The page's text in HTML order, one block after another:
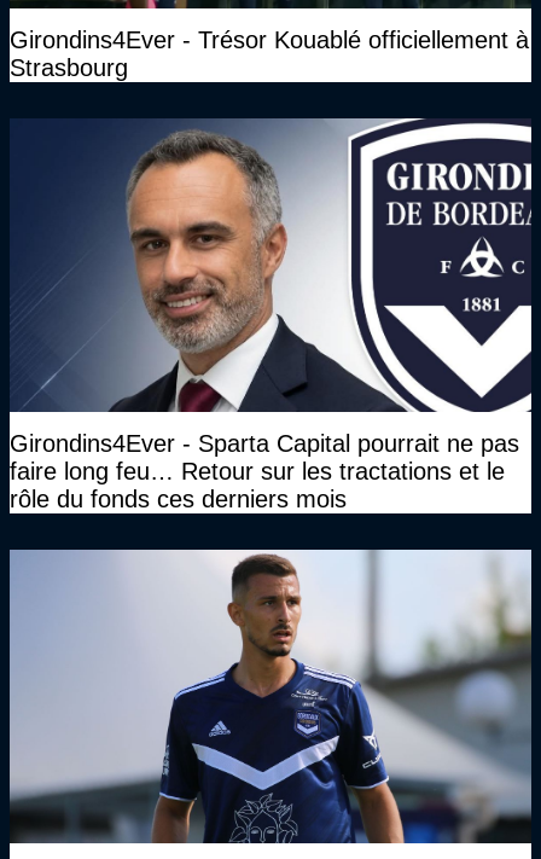
Girondins4Ever - Trésor Kouablé officiellement à
Strasbourg
Girondins4Ever - Sparta Capital pourrait ne pas
faire long feu… Retour sur les tractations et le
rôle du fonds ces derniers mois